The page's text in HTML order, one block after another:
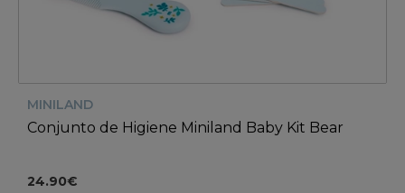
MINILAND
Conjunto de Higiene Miniland Baby Kit Bear
24.90€